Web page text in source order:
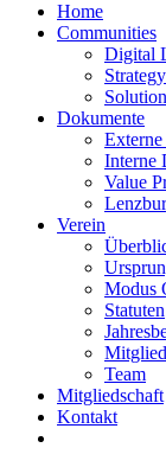
Home
Communities
Digital
Dokumente
Interne
Value
Verein
Modus
Statuten
Team
Mitgliedschaft
Kontakt